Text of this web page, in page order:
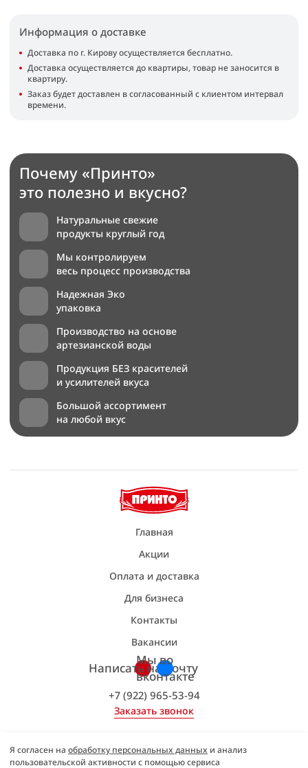
Информация о доставке
Доставка по г. Кирову осуществляется бесплатно.
Доставка осуществляется до квартиры, товар не заносится в
квартиру.
Заказ будет доставлен в согласованный с клиентом интервал
времени.
Почему «Принто»
это полезно и вкусно?
Натуральные свежие
продукты круглый год
Мы контролируем
весь процесс производства
Надежная Эко
упаковка
Производство на основе
артезианской воды
Продукция БЕЗ красителей
и усилителей вкуса
Большой ассортимент
на любой вкус
Главная
Акции
Оплата и доставка
Для бизнеса
Контакты
Вакансии
Написать на почту
Мы во
вконтакте
+7 (922) 965-53-94
Заказать звонок
© Принто, 2014–2026 гг.
Я согласен на обработку персональных данных и анализ
пользовательской активности с помощью сервиса